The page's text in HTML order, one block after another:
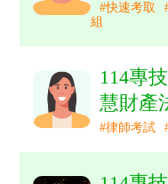
#快速考取
組
114專
慧財產
#律師考試